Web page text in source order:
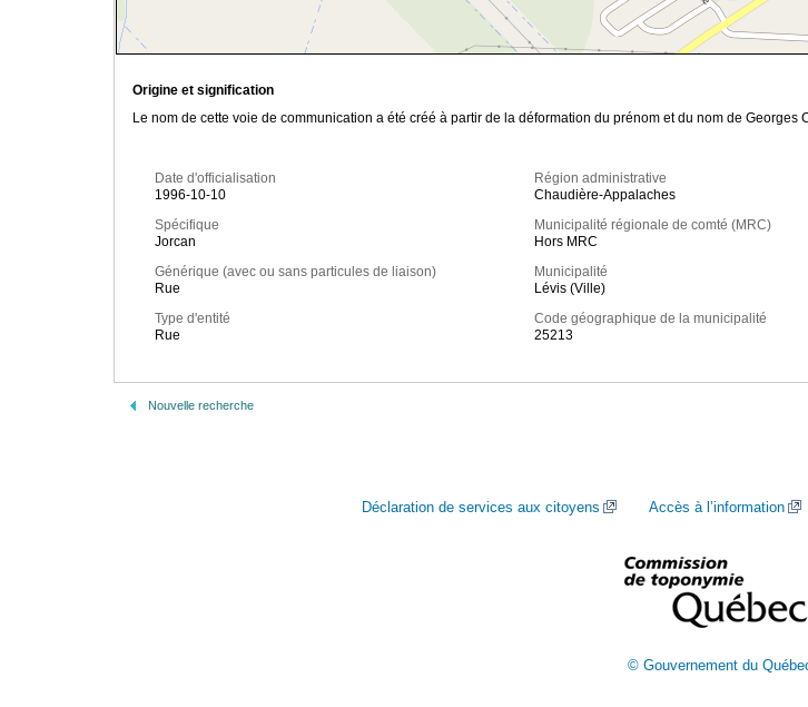
Origine et signification
Le nom de cette voie de communication a été créé à partir de la déformation du prénom et du nom de
Date d'officialisation
1996-10-10
Spécifique
Jorcan
Générique (avec ou sans particules de liaison)
Rue
Type d'entité
Rue
Région administrative
Chaudière-Appalaches
Municipalité régionale de comté (MRC)
Hors MRC
Municipalité
Lévis (Ville)
Code géographique de la municipalité
25213
Nouvelle recherche
Déclaration de services aux citoyens Accès à l’information
© Gouvernement du